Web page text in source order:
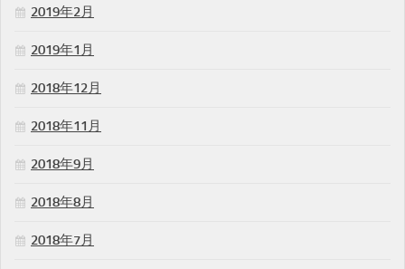
2019年2月
2019年1月
2018年12月
2018年11月
2018年9月
2018年8月
2018年7月